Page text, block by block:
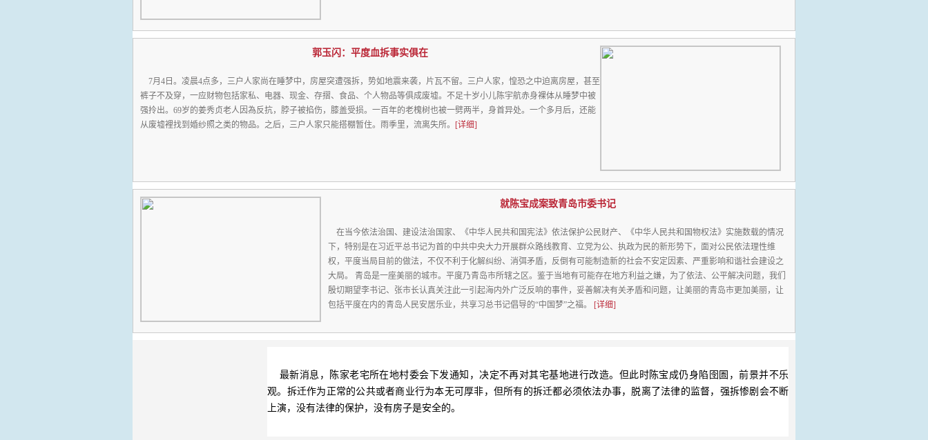
郭玉闪：平度血拆事实俱在
7月4日。凌晨4点多，三户人家尚在睡梦中，房屋突遭强拆，势如地震来袭，片瓦不留。三户人家，惶恐之中迫离房屋，甚至
裤子不及穿，一应财物包括家私、电器、现金、存摺、食品、个人物品等俱成废墟。不足十岁小儿陈宇航赤身裸体从睡梦中被
强拎出。69岁的姜秀贞老人因為反抗，脖子被掐伤，膝盖受损。一百年的老槐树也被一劈两半，身首异处。一个多月后，还能
从废墟裡找到婚纱照之类的物品。之后，三户人家只能搭棚暂住。雨季里，流离失所。 [详细]
就陈宝成案致青岛市委书记
在当今依法治国、建设法治国家、《中华人民共和国宪法》依法保护公民财产、《中华人民共和国物权法》实施数载的情况
下，特别是在习近平总书记为首的中共中央大力开展群众路线教育、立党为公、执政为民的新形势下，面对公民依法理性维
权，平度当局目前的做法，不仅不利于化解纠纷、消弭矛盾，反倒有可能制造新的社会不安定因素、严重影响和谐社会建设之
大局。 青岛是一座美丽的城市。平度乃青岛市所辖之区。鉴于当地有可能存在地方利益之嫌，为了依法、公平解决问题，我们
殷切期望李书记、张市长认真关注此一引起海内外广泛反响的事件，妥善解决有关矛盾和问题，让美丽的青岛市更加美丽，让
包括平度在内的青岛人民安居乐业，共享习总书记倡导的“中国梦”之福。 [详细]
最新消息，陈家老宅所在地村委会下发通知，决定不再对其宅基地进行改造。但此时陈宝成仍身陷囹圄，前景并不乐
观。拆迁作为正常的公共或者商业行为本无可厚非，但所有的拆迁都必须依法办事，脱离了法律的监督，强拆惨剧会不断
上演，没有法律的保护，没有房子是安全的。